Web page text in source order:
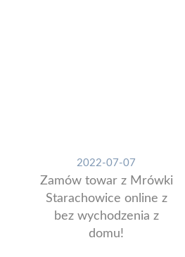
2022-07-07
Zamów towar z Mrówki
Starachowice online z
bez wychodzenia z
domu!